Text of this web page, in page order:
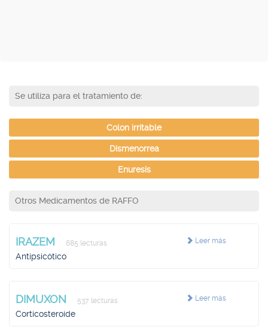
Se utiliza para el tratamiento de:
Colon irritable
Dismenorrea
Enuresis
Otros Medicamentos de RAFFO
Leer más
IRAZEM 685 lecturas
Antipsicótico
Leer más
DIMUXON 537 lecturas
Corticosteroide